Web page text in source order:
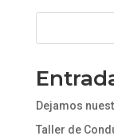
Dejamos
Taller de